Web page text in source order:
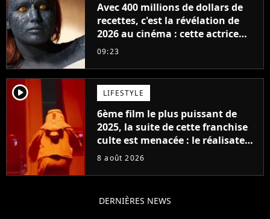
Avec 400 millions de dollars de
recettes, c'est la révélation de
2026 au cinéma : cette actrice
adorée prête à remplacer
09:23
player2 LIFESTYLE
6ème film le plus puissant de
2025, la suite de cette franchise
culte est menacée : le réalisateur
claque la porte pour "différends
8 août 2026
DERNIÈRES NEWS